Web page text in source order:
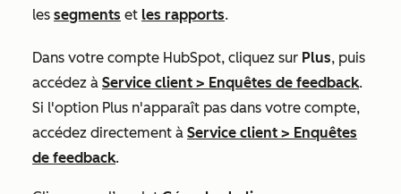
les segments et les rapports.
Dans votre compte HubSpot, cliquez sur Plus, puis
accédez à Service client > Enquêtes de feedback.
Si l'option Plus n'apparaît pas dans votre compte,
accédez directement à Service client > Enquêtes
de feedback.